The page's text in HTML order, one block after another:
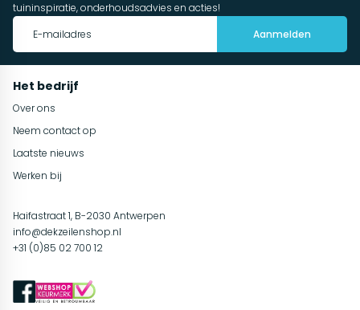
tuininspiratie, onderhoudsadvies en acties!
Aanmelden
Het bedrijf
Over ons
Neem contact op
Laatste nieuws
Werken bij
Haifastraat 1, B-2030 Antwerpen
info@dekzeilenshop.nl
+31 (0)85 02 700 12